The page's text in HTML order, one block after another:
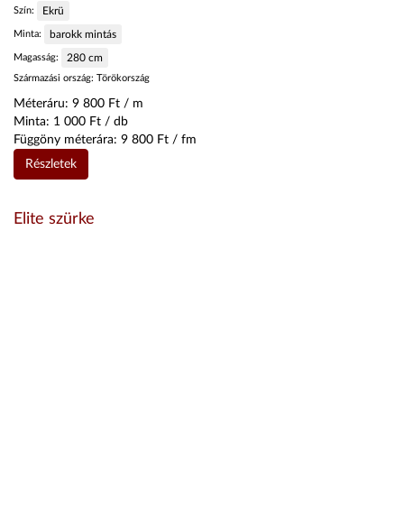
Szín: Ekrü
Minta: barokk mintás
Magasság: 280 cm
Származási ország: Törökország
Méteráru: 9 800 Ft / m
Minta: 1 000 Ft / db
Függöny méterára: 9 800 Ft / fm
Részletek
Elite szürke